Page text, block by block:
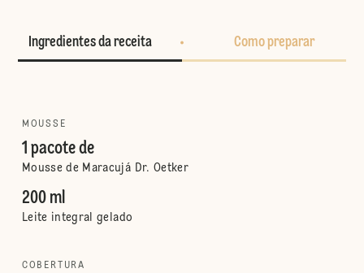
Ingredientes da receita Como preparar
MOUSSE
1 pacote de
Mousse de Maracujá Dr. Oetker
200 ml
Leite integral gelado
COBERTURA